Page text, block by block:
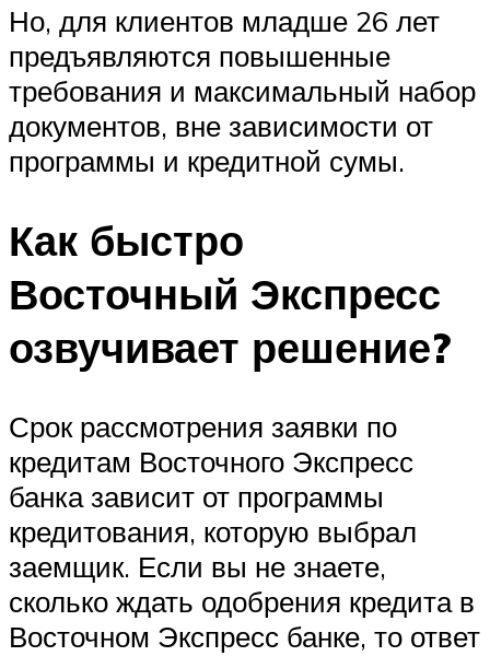
Но, для клиентов младше 26 лет
предъявляются повышенные
требования и максимальный набор
документов, вне зависимости от
программы и кредитной сумы.
Как быстро
Восточный Экспресс
озвучивает решение?
Срок рассмотрения заявки по
кредитам Восточного Экспресс
банка зависит от программы
кредитования, которую выбрал
заемщик. Если вы не знаете,
сколько ждать одобрения кредита в
Восточном Экспресс банке, то ответ